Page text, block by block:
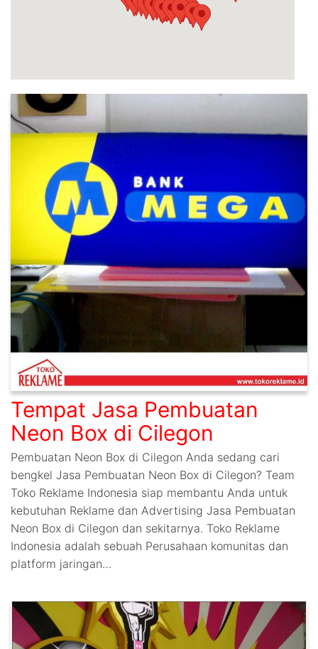
Tempat Jasa Pembuatan
Neon Box di Cilegon
Pembuatan Neon Box di Cilegon Anda sedang cari
bengkel Jasa Pembuatan Neon Box di Cilegon? Team
Toko Reklame Indonesia siap membantu Anda untuk
kebutuhan Reklame dan Advertising Jasa Pembuatan
Neon Box di Cilegon dan sekitarnya. Toko Reklame
Indonesia adalah sebuah Perusahaan komunitas dan
platform jaringan…